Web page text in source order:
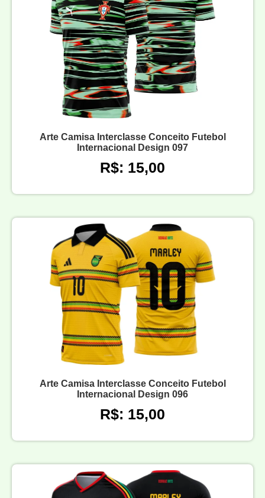
Arte Camisa Interclasse Conceito Futebol
Internacional Design 097
R$: 15,00
Arte Camisa Interclasse Conceito Futebol
Internacional Design 096
R$: 15,00